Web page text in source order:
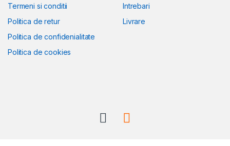
Termeni si conditii
Politica de retur
Politica de confidenialitate
Politica de cookies
Intrebari
Livrare